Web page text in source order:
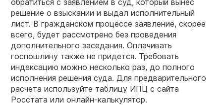
решение о взыскании и выдал исполнительный
лист. В гражданском процессе заявление, скорее
всего, будет рассмотрено без проведения
дополнительного заседания. Оплачивать
госпошлину также не придется. Требовать
индексацию можно несколько раз, до полного
исполнения решения суда. Для предварительного
расчета используйте таблицу ИПЦ с сайта
Росстата или онлайн-калькулятор.